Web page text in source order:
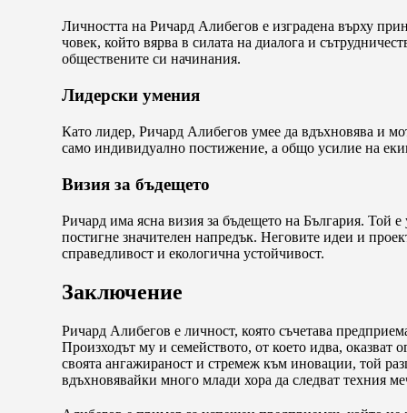
Личността на Ричард Алибегов е изградена върху
човек, който вярва в силата на диалога и
обществените си начинания.
Лидерски умения
Като лидер, Ричард Алибегов умее да вдъхновява и
само индивидуално постижение, а общо усилие на
Визия за бъдещето
Ричард има ясна визия за бъдещето на България. Той
постигне значителен напредък. Неговите идеи и
справедливост и екологична устойчивост.
Заключение
Ричард Алибегов е личност, която съчетава
Произходът му и семейството, от което идва,
своята ангажираност и стремеж към иновации, той
вдъхновявайки много млади хора да следват техния